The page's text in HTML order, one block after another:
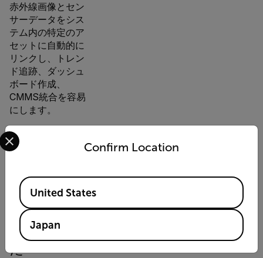
赤外線画像とセン
サーデータをシス
テム内の特定のア
セットに自動的に
リンクし、トレン
ド追跡、ダッシュ
ボード作成、
CMMS統合を容易
にします。
ツールで作
業する準備
ができまし
た
Confirm Location
Select your preferred country and language from the
Available Locations
United States
Japan